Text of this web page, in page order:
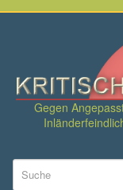
Direkt
Gegen